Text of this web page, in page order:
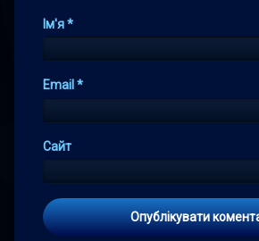
Ім'я*
Email *
Сайт